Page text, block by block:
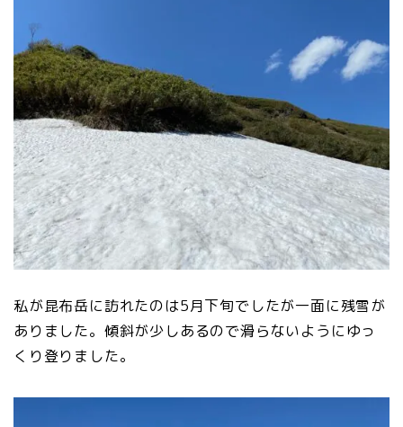
私が昆布岳に訪れたのは5月下旬でしたが一面に残雪が
ありました。傾斜が少しあるので滑らないようにゆっ
くり登りました。